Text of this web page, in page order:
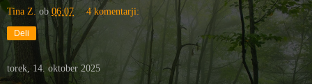
Tina Z. ob06:07 4 komentarji:
Deli
torek, 14. oktober 2025